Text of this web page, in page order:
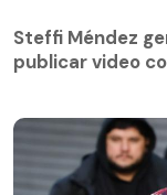
publicar video
Steffi Méndez
publicar video